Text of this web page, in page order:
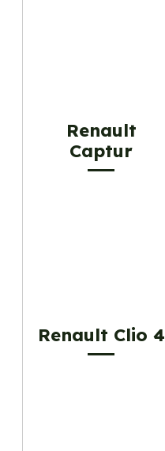
Renault
Captur
Renault Clio 4